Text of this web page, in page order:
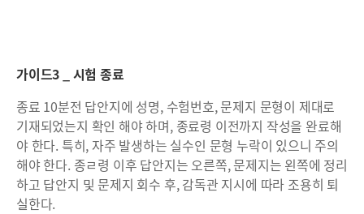
가이드3 _ 시험 종료
종료 10분전 답안지에 성명, 수험번호, 문제지 문형이 제대로
기재되었는지 확인 해야 하며, 종료령 이전까지 작성을 완료해
야 한다. 특히, 자주 발생하는 실수인 문형 누락이 있으니 주의
해야 한다. 종ㄹ령 이후 답안지는 오른쪽, 문제지는 왼쪽에 정리
하고 답안지 및 문제지 회수 후, 감독관 지시에 따라 조용히 퇴
실한다.